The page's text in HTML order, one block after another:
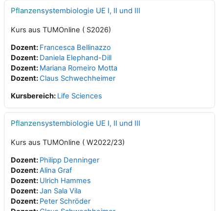
Pflanzensystembiologie UE I, II und III
Kurs aus TUMOnline ( S2026)
Dozent: Francesca Bellinazzo
Dozent: Daniela Elephand-Dill
Dozent: Mariana Romeiro Motta
Dozent:Claus Schwechheimer
Kursbereich: Life Sciences
Pflanzensystembiologie UE I, II und III
Kurs aus TUMOnline ( W2022/23)
Dozent: Philipp Denninger
Dozent:Alina Graf
Dozent: Ulrich Hammes
Dozent:Jan Sala Vila
Dozent: Peter Schröder